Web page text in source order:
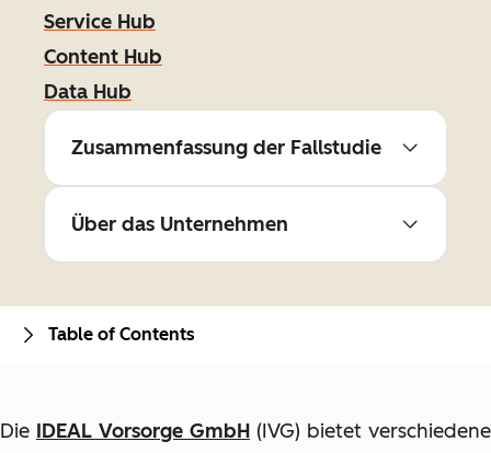
Service Hub
Content Hub
Data Hub
Zusammenfassung der Fallstudie
Über das Unternehmen
Die IDEAL Vorsorge GmbH (IVG) bietet verschiedene
Table of Contents